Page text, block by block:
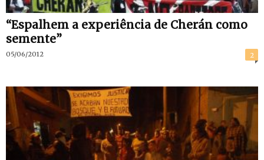
“Espalhem a experiência de Cherán como
semente”
05/06/2012 2